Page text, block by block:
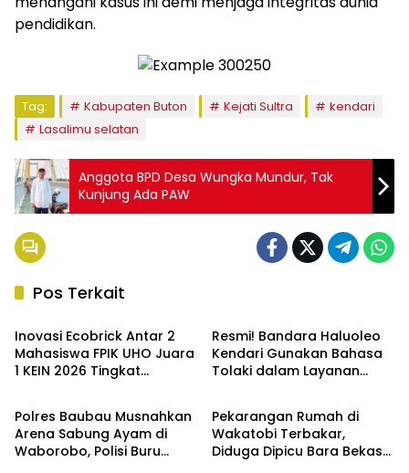
pendidikan.
Tag: Kabupaten Buton Kejati Sultra
kendari
Lasalimu selatan
Anggota BPD Desa Wungka Mundur, Tak
Kunjung Ada PAW
Pos Terkait
Berita
Inovasi Ecobrick Antar 2
Mahasiswa FPIK UHO Juara
1 KEIN 2026 Tingkat
Resmi! Bandara Haluoleo
Kendari Gunakan Bahasa
Tolaki dalam Layanan
Berita
Polres Baubau Musnahkan
Arena Sabung Ayam di
Waborobo, Polisi Buru
Berita
Pekarangan Rumah di
Wakatobi Terbakar,
Diduga Dipicu Bara Bekas
Berita Berita